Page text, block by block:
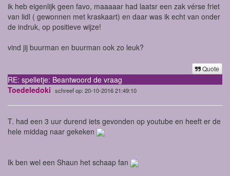
ik heb eigenlijk geen favo, maaaaar had laatsr een zak vérse friet
van lidl ( gewonnen met kraskaart) en daar was ik echt van onder
de indruk, op positieve wijze!
vind jij buurman en buurman ook zo leuk?
Quote
RE: spelletje: Beantwoord de vraag
Toedeledoki schreef op: 20-10-2016 21:49:10
T. had een 3 uur durend iets gevonden op youtube en heeft er de
hele middag naar gekeken
Ik ben wel een Shaun het schaap fan